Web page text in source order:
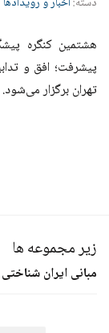
هشتمین کنگره
تهران برگزار می‌شود.
زیر مجموعه ها
مبانی ایران شناختی